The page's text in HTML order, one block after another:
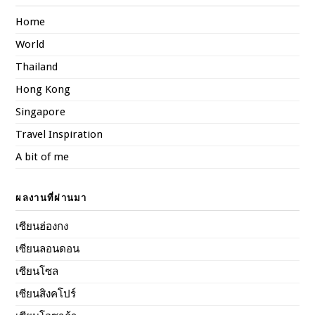
Home
World
Thailand
Hong Kong
Singapore
Travel Inspiration
A bit of me
ผลงานที่ผ่านมา
เซียนฮ่องกง
เซียนลอนดอน
เซียนโซล
เซียนสิงคโปร์